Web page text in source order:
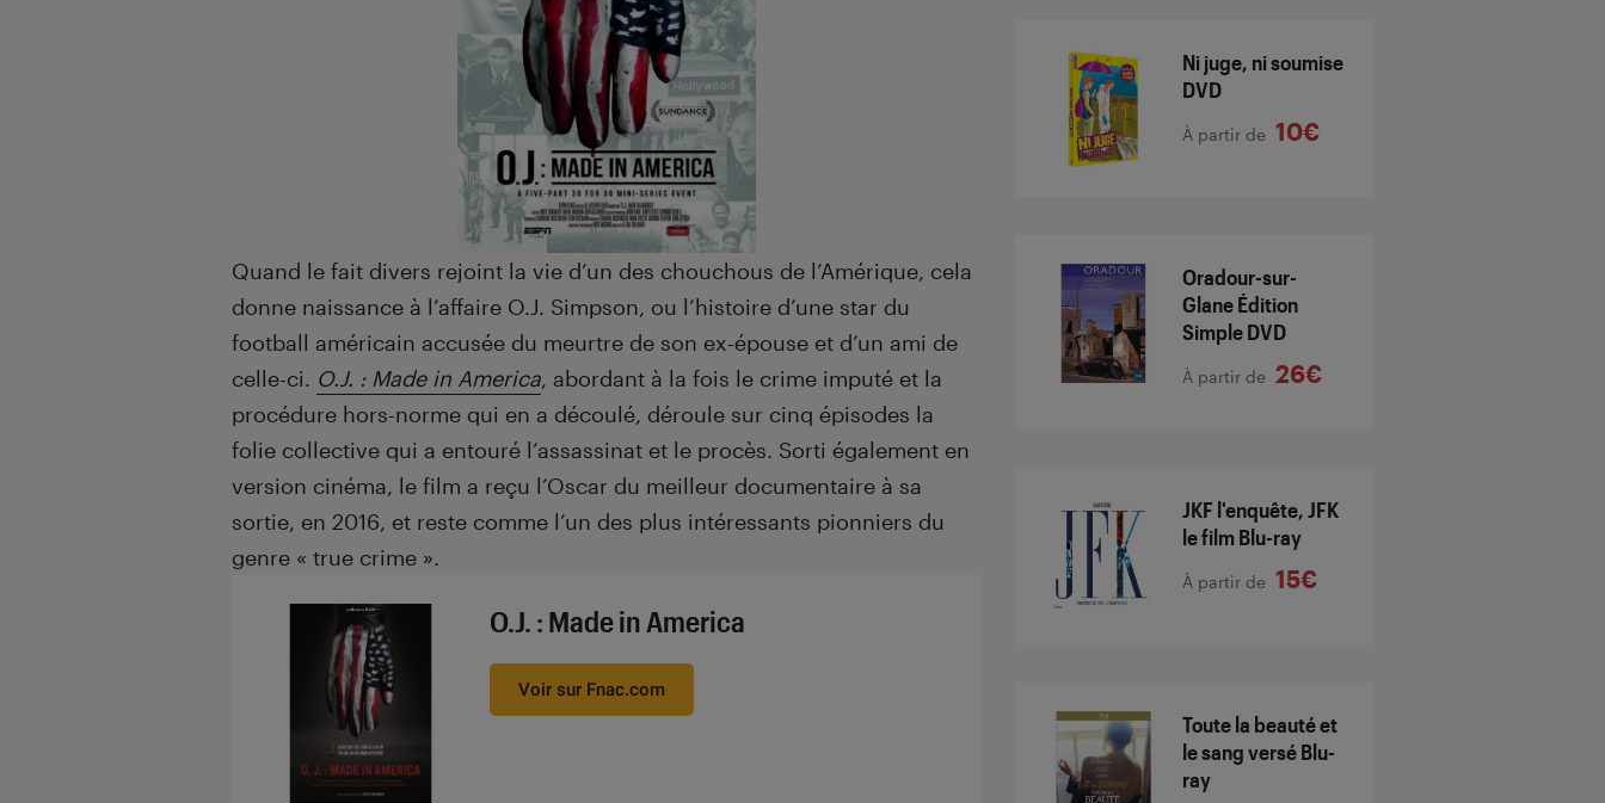
Quand le fait divers rejoint la vie d’un des chouchous de l’Amérique, cela
donne naissance à l’affaire O.J. Simpson, ou l’histoire d’une star du
football américain accusée du meurtre de son ex-épouse et d’un ami de
celle-ci. O.J. : Made in America, abordant à la fois le crime imputé et la
procédure hors-norme qui en a découlé, déroule sur cinq épisodes la
folie collective qui a entouré l’assassinat et le procès. Sorti également en
version cinéma, le film a reçu l’Oscar du meilleur documentaire à sa
sortie, en 2016, et reste comme l’un des plus intéressants pionniers du
genre « true crime ».
O.J. : Made in America
Voir sur Fnac.com
Ni juge, ni soumise
DVD
À partir de 10€
Oradour-sur-
Glane Édition
Simple DVD
À partir de 26€
JKF l'enquête, JFK
le film Blu-ray
À partir de 15€
Toute la beauté et
le sang versé Blu-
ray